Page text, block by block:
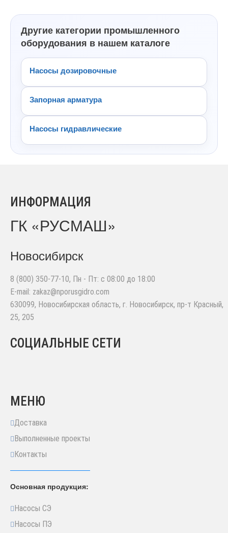
Другие категории промышленного
оборудования в нашем каталоге
Насосы дозировочные
Запорная арматура
Насосы гидравлические
ИНФОРМАЦИЯ
ГК «РУСМАШ»
Новосибирск
8 (800) 350-77-10, Пн - Пт: с 08:00 до 18:00
E-mail: zakaz@nporusgidro.com
630099, Новосибирская область, г. Новосибирск, пр-т Красный,
25, 205
СОЦИАЛЬНЫЕ СЕТИ
МЕНЮ
Доставка
Выполненные проекты
Контакты
Основная продукция:
Насосы СЭ
Насосы ПЭ